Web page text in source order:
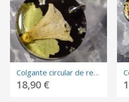
Colgante circular de resina con campanilla.
18,90 €